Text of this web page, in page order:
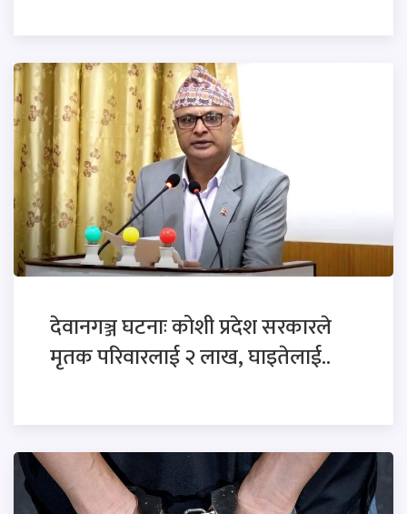
देवानगञ्ज घटनाः कोशी प्रदेश सरकारले
मृतक परिवारलाई २ लाख, घाइतेलाई..